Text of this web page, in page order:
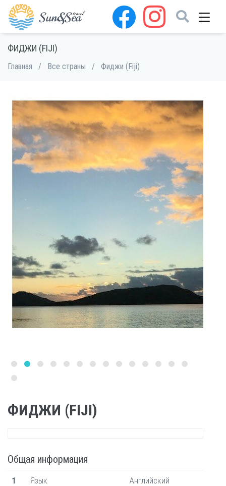
ФИДЖИ (FIJI)
Главная / Все страны / Фиджи (Fiji)
ФИДЖИ (FIJI)
Общая информация
1 Язык Английский